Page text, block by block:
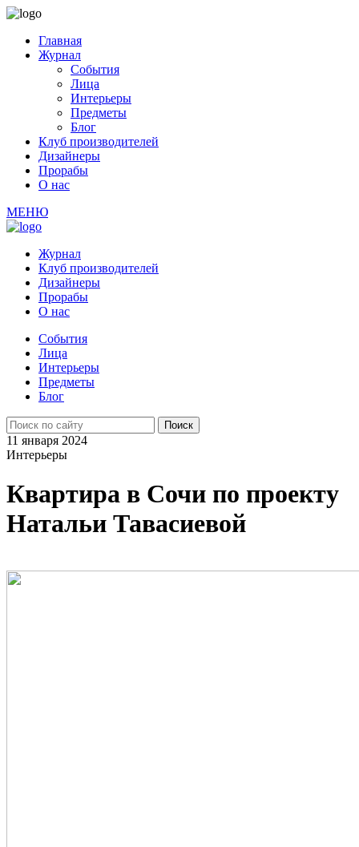
Главная
Журнал
События
Лица
Интерьеры
Предметы
Блог
Клуб производителей
Дизайнеры
Прорабы
О нас
МЕНЮ
Журнал
Клуб производителей
Дизайнеры
Прорабы
О нас
События
Лица
Интерьеры
Предметы
Блог
11 января 2024
Интерьеры
Квартира в Сочи по проекту
Натальи Тавасиевой